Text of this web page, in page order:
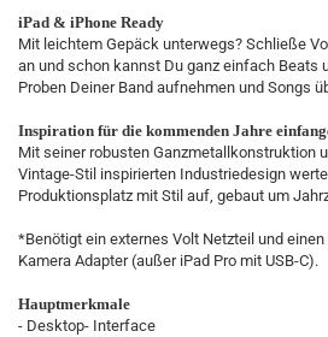
iPad & iPhone Ready
Mit leichtem Gepäck unterwegs? Schließe
an und schon kannst Du ganz einfach Beats
Proben Deiner Band aufnehmen und Songs
Inspiration für die kommenden Jahre
Mit seiner robusten Ganzmetallkonstruktion
Vintage-Stil inspirierten Industriedesign
Produktionsplatz mit Stil auf, gebaut um
*Benötigt ein externes Volt Netzteil und
Kamera Adapter (außer iPad Pro mit USB-C).
Hauptmerkmale
- Desktop- Interface